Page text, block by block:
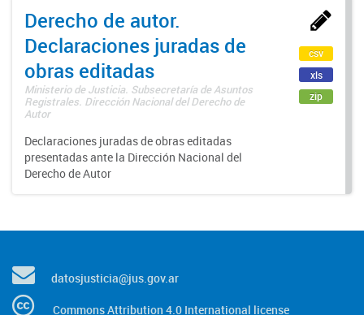
Derecho de autor.
Declaraciones juradas de
obras editadas
Ministerio de Justicia. Subsecretaría de Asuntos
Registrales. Dirección Nacional del Derecho de
Autor
Declaraciones juradas de obras editadas
presentadas ante la Dirección Nacional del
Derecho de Autor
csv
xls
zip
datosjusticia@jus.gov.ar
Commons Attribution 4.0 International license